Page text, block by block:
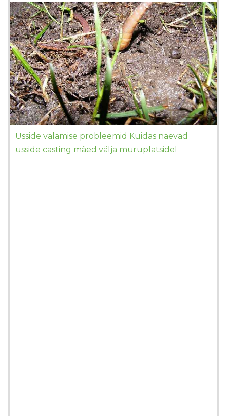
Usside valamise probleemid Kuidas näevad
usside casting mäed välja muruplatsidel